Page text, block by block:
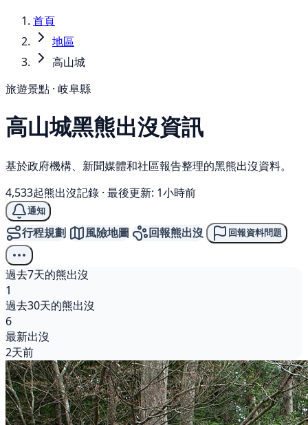
首頁
地區
高山城
旅遊景點 · 岐阜縣
高山城黑熊出沒資訊
基於政府機構、新聞媒體和社區報告整理的黑熊出沒資料。
4,533起熊出沒記錄 · 最後更新: 1小時前
通知
行程規劃 風險地圖 回報熊出沒 回報資料問題
過去7天的熊出沒
1
過去30天的熊出沒
6
最新出沒
2天前